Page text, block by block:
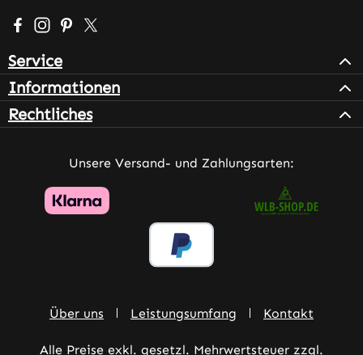
Besuche uns auf Facebook – öffnet in neuem Tab
Schau auf Instagram vorbei – öffnet in neuem Tab
Lass dich auf Pinterest inspirieren – öffnet in
Folge uns auf X – öffnet in neuem Tab
Service
Informationen
Rechtliches
Unsere Versand- und Zahlungsarten:
Über uns Leistungsumfang Kontakt
Alle Preise exkl. gesetzl. Mehrwertsteuer zzgl.